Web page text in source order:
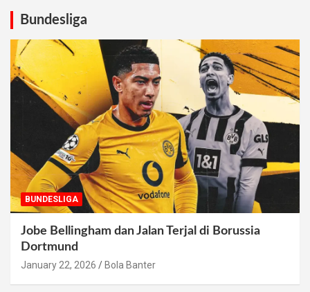
Bundesliga
BUNDESLIGA
Jobe Bellingham dan Jalan Terjal di Borussia
Dortmund
January 22, 2026 Bola Banter